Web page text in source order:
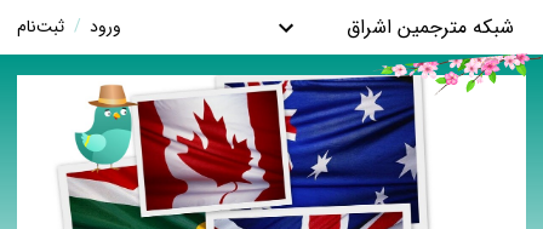
شبکه مترجمین اشراق ورود / ثبت‌نام